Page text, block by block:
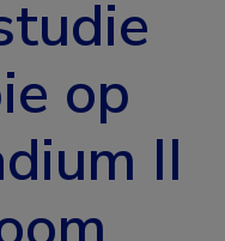
op
II